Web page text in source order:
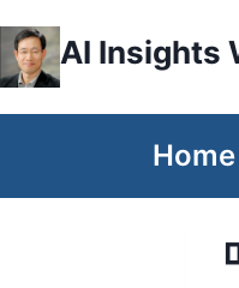
AI Insights
Home